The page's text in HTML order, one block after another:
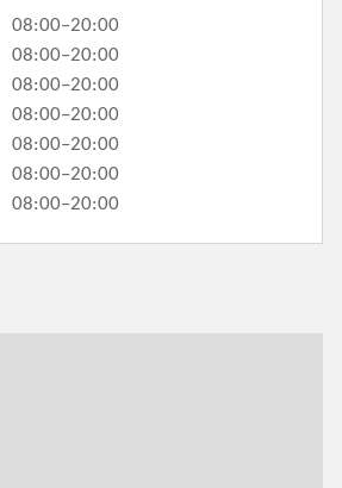
08:00–20:00
08:00–20:00
08:00–20:00
08:00–20:00
08:00–20:00
08:00–20:00
08:00–20:00